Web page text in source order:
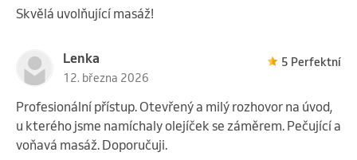
Skvělá uvolňující masáž!
Lenka
12. března 2026
5 Perfektní
Profesionální přístup. Otevřený a milý rozhovor na úvod,
u kterého jsme namíchaly olejíček se záměrem. Pečující a
voňavá masáž. Doporučuji.